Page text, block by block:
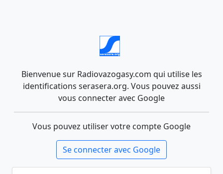
Bienvenue sur Radiovazogasy.com qui utilise les
identifications serasera.org. Vous pouvez aussi
vous connecter avec Google
Vous pouvez utiliser votre compte Google
Se connecter avec Google